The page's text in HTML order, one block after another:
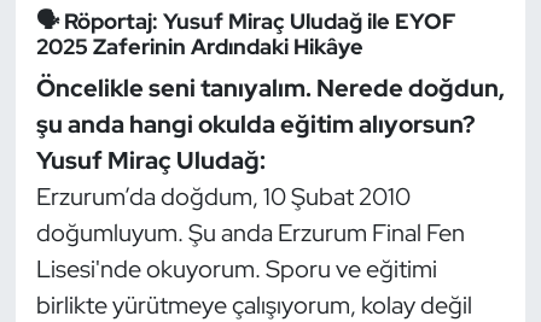
🗣️ Röportaj: Yusuf Miraç Uludağ ile EYOF
2025 Zaferinin Ardındaki Hikâye
Öncelikle seni tanıyalım. Nerede doğdun,
şu anda hangi okulda eğitim alıyorsun?
Yusuf Miraç Uludağ:
Erzurum’da doğdum, 10 Şubat 2010
doğumluyum. Şu anda Erzurum Final Fen
Lisesi'nde okuyorum. Sporu ve eğitimi
birlikte yürütmeye çalışıyorum, kolay değil
Hentbol
İşitme Engelli Sporcular
Judo ve Kuraş
Kano ve Rafting
Karate